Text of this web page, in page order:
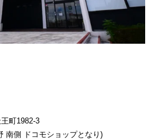
町1982-3
南側 ドコモショップとなり)